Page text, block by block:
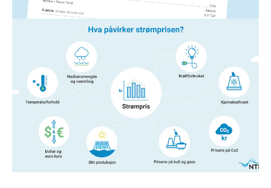
Les mer
14. jan. 2026
Hva påvirker strømprisen?
Er du nysgjerrig på hva og hvem som egentlig
bestemmer hvor mye strømmen koster?
Les mer